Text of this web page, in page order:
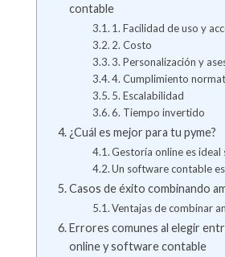
contable
1. Facilidad de uso y
2. Costo
3. Personalización y
4. Cumplimiento
5. Escalabilidad
6. Tiempo invertido
¿Cuál es mejor para tu pyme?
Gestoría online es ideal
Un software contable
Casos de éxito combinando
Ventajas de combinar
Errores comunes al elegir
online y software contable